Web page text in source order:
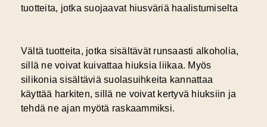
tuotteita, jotka suojaavat hiusväriä haalistumiselta
Vältä tuotteita, jotka sisältävät runsaasti alkoholia,
sillä ne voivat kuivattaa hiuksia liikaa. Myös
silikonia sisältäviä suolasuihkeita kannattaa
käyttää harkiten, sillä ne voivat kertyvä hiuksiin ja
tehdä ne ajan myötä raskaammiksi.